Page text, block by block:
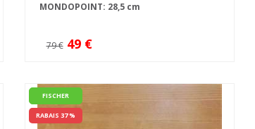
MONDOPOINT: 28,5 cm
79 € 49 €
FISCHER
RABAIS 37 %